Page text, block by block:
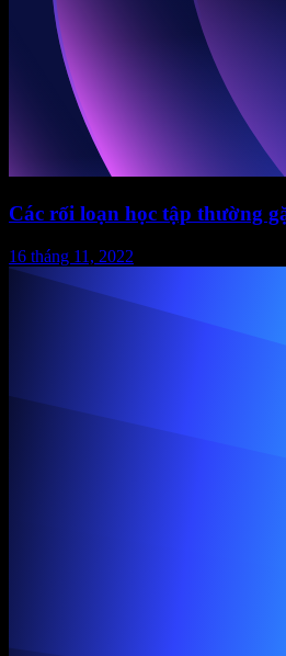
Các rối loạn học tập thường
16 tháng 11, 2022